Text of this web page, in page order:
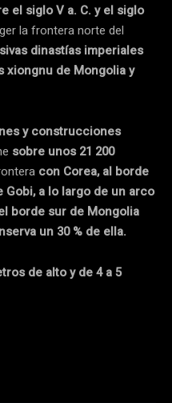
el siglo V a. C. y el siglo
la frontera norte del
dinastías imperiales
xiongnu de Mongolia y
y construcciones
sobre unos 21 200
con Corea, al borde
Gobi, a lo largo de un arco
borde sur de Mongolia
un 30 % de ella.
de alto y de 4 a 5